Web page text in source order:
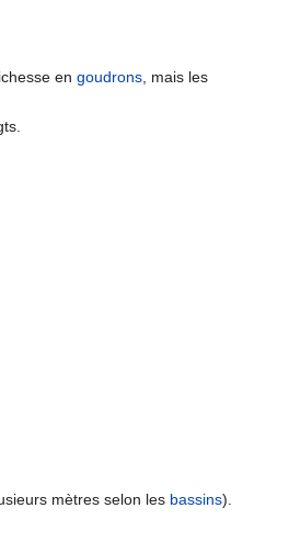
en goudrons, mais les
mètres selon les bassins).